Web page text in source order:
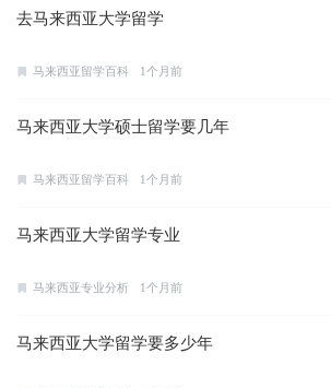
去马来西亚大学留学
马来西亚留学百科 1个月前
马来西亚大学硕士留学要几年
马来西亚留学百科 1个月前
马来西亚大学留学专业
马来西亚专业分析 1个月前
马来西亚大学留学要多少年